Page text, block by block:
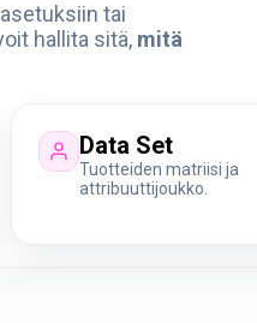
tai
hallita sitä, mitä
Data Set
Tuotteiden matriisi ja
attribuuttijoukko.